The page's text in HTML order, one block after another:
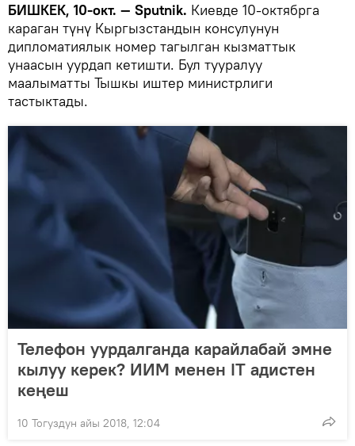
БИШКЕК, 10-окт. — Sputnik. Киевде 10-октябрга
караган түнү Кыргызстандын консулунун
дипломатиялык номер тагылган кызматтык
унаасын уурдап кетишти. Бул тууралуу
маалыматты Тышкы иштер министрлиги
тастыктады.
Телефон уурдалганда карайлабай эмне
кылуу керек? ИИМ менен IT адистен
кеңеш
10 Тогуздун айы 2018, 12:04